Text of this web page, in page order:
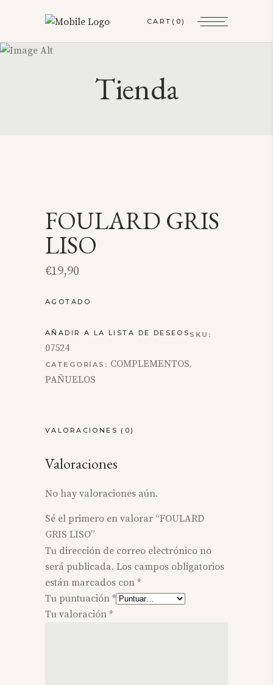
CART (0)
Tienda
FOULARD GRIS
LISO
€19,90
AGOTADO
AÑADIR A LA LISTA DE DESEOS SKU:
07524
CATEGORÍAS: COMPLEMENTOS,
PAÑUELOS
VALORACIONES (0)
Valoraciones
No hay valoraciones aún.
Sé el primero en valorar “FOULARD
GRIS LISO”
Tu dirección de correo electrónico no
será publicada. Los campos obligatorios
están marcados con *
Tu puntuación *
Tu valoración *